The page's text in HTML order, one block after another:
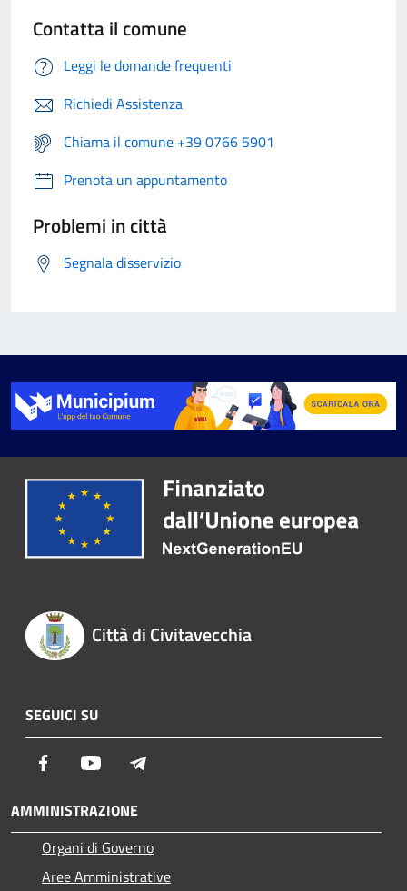
Contatta il comune
Leggi le domande frequenti
Richiedi Assistenza
Chiama il comune +39 0766 5901
Prenota un appuntamento
Problemi in città
Segnala disservizio
Città di Civitavecchia
SEGUICI SU
Facebook Youtube
AMMINISTRAZIONE
Organi di Governo
Aree Amministrative